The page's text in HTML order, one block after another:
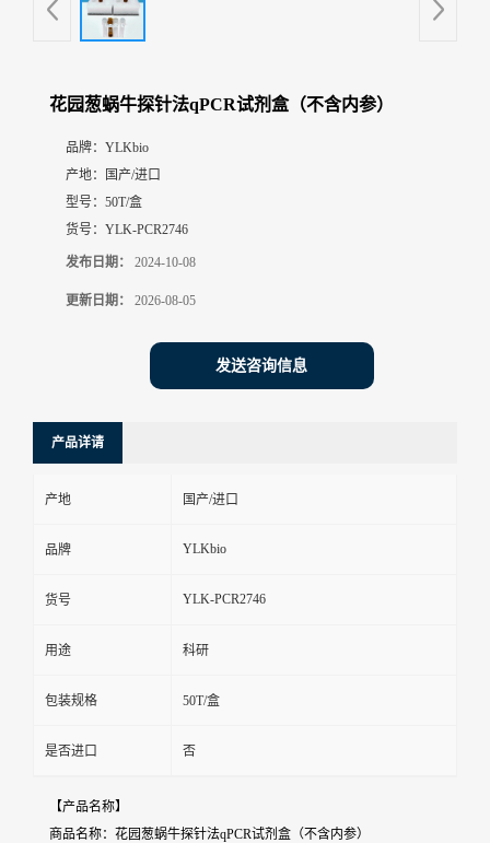
花园葱蜗牛探针法qPCR试剂盒（不含内参）
品牌： YLKbio
产地：
国产/进口
型号： 50T/盒
货号： YLK-PCR2746
发布日期： 2024-10-08
更新日期： 2026-08-05
发送咨询信息
产品详请
产地 国产/进口
品牌 YLKbio
货号 YLK-PCR2746
用途 科研
包装规格 50T/盒
是否进口 否
【产品名称】
商品名称：花园葱蜗牛探针法qPCR试剂盒（不含内参）